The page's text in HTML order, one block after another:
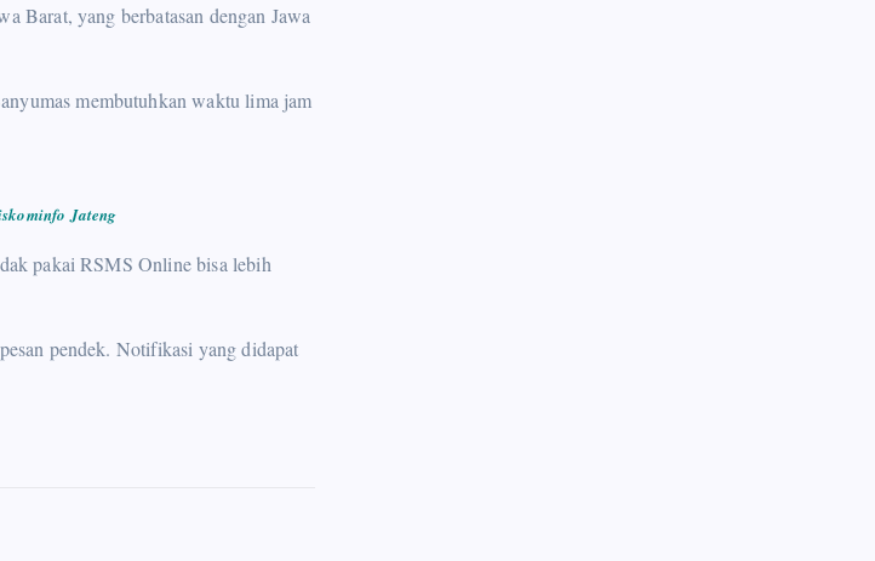
Barat, yang berbatasan dengan Jawa
membutuhkan waktu lima jam
Jateng
pakai RSMS Online bisa lebih
pendek. Notifikasi yang didapat